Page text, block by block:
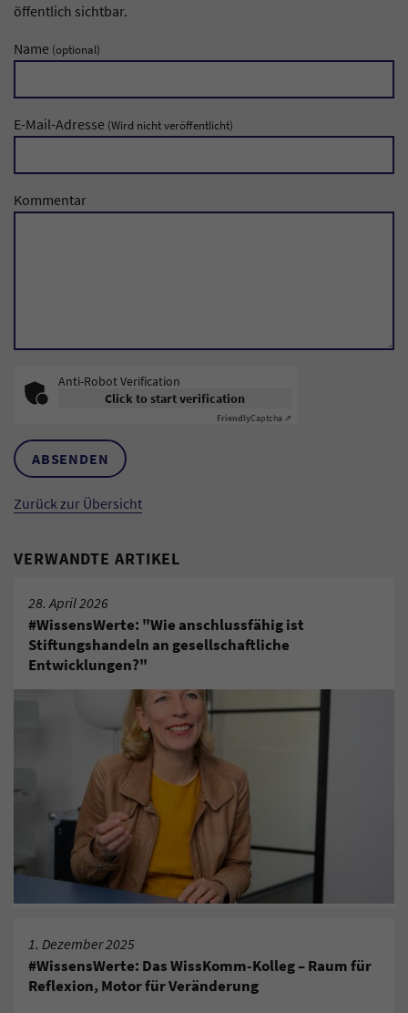
öffentlich sichtbar.
Name (optional)
E-Mail-Adresse (Wird nicht veröffentlicht)
Kommentar
Anti-Robot Verification
Click to start verification
FriendlyCaptcha ⇗
ABSENDEN
Zurück zur Übersicht
VERWANDTE ARTIKEL
28. April 2026
#WissensWerte: "Wie anschlussfähig ist
Stiftungshandeln an gesellschaftliche
Entwicklungen?"
1. Dezember 2025
#WissensWerte: Das WissKomm-Kolleg – Raum für
Reflexion, Motor für Veränderung